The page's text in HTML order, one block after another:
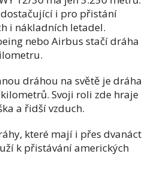
i pro přistání
i nákladních letadel.
nebo Airbus stačí dráha
dráhou na světě je dráha
Svoji roli zde hraje
a řidší vzduch.
které mají i přes dvanáct
k přistávání amerických